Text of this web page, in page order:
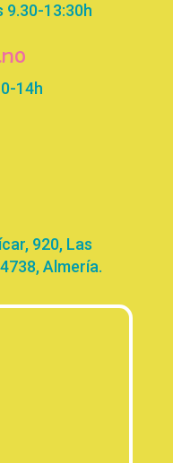
9.30-13:30h
14h
920, Las
Almería.